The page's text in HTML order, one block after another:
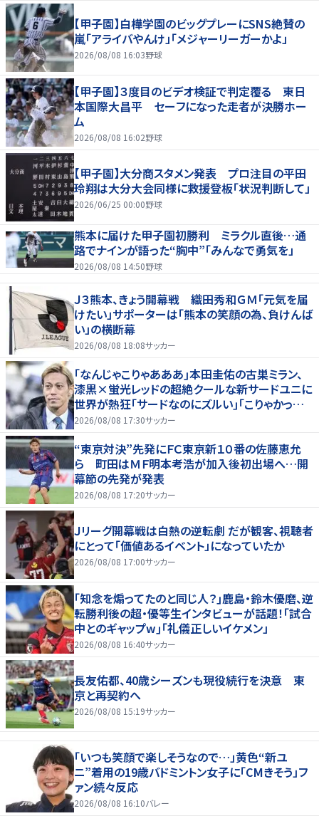
【甲子園】白樺学園のビッグプレーにSNS絶賛の
嵐「アライバやんけ」「メジャーリーガーかよ」
2026/08/08 16:03野球
【甲子園】３度目のビデオ検証で判定覆る 東日
本国際大昌平 セーフになった走者が決勝ホー
ム
2026/08/08 16:02野球
【甲子園】大分商スタメン発表 プロ注目の平田
玲翔は大分大会同様に救援登板「状況判断して」
2026/06/25 00:00野球
熊本に届けた甲子園初勝利 ミラクル直後…通
路でナインが語った“胸中”「みんなで勇気を」
2026/08/08 14:50野球
Ｊ３熊本、きょう開幕戦 織田秀和ＧＭ「元気を届
けたい」サポーターは「熊本の笑顔の為、負けんば
い」の横断幕
2026/08/08 18:08サッカー
｢なんじゃこりゃあああ｣本田圭佑の古巣ミラン、
漆黒×蛍光レッドの超絶クールな新サードユニに
世界が熱狂｢サードなのにズルい｣｢こりゃかっけ
えわ｣
2026/08/08 17:30サッカー
“東京対決”先発にＦＣ東京新１０番の佐藤恵允
ら 町田はＭＦ明本考浩が加入後初出場へ…開
幕節の先発が発表
2026/08/08 17:20サッカー
Ｊリーグ開幕戦は白熱の逆転劇 だが観客、視聴者
にとって「価値あるイベント」になっていたか
2026/08/08 17:00サッカー
｢知念を煽ってたのと同じ人？｣鹿島・鈴木優磨、逆
転勝利後の超・優等生インタビューが話題！｢試合
中とのギャップw｣｢礼儀正しいイケメン」
2026/08/08 16:40サッカー
長友佑都、40歳シーズンも現役続行を決意 東
京と再契約へ
2026/08/08 15:19サッカー
「いつも笑顔で楽しそうなので…」黄色“新ユ
ニ”着用の19歳バドミントン女子に「CMきそう」フ
ァン続々反応
2026/08/08 16:10バレー